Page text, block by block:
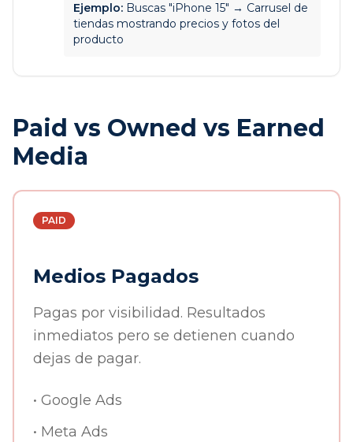
Ejemplo: Buscas "iPhone 15" → Carrusel de
tiendas mostrando precios y fotos del
producto
Paid vs Owned vs Earned
Media
PAID
Medios Pagados
Pagas por visibilidad. Resultados
inmediatos pero se detienen cuando
dejas de pagar.
• Google Ads
• Meta Ads